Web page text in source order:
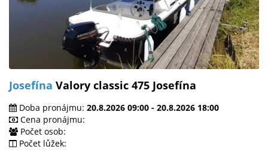
Josefína Valory classic 475 Josefína
Doba pronájmu: 20.8.2026 09:00 - 20.8.2026 18:00
Cena pronájmu:
Počet osob:
Počet lůžek: